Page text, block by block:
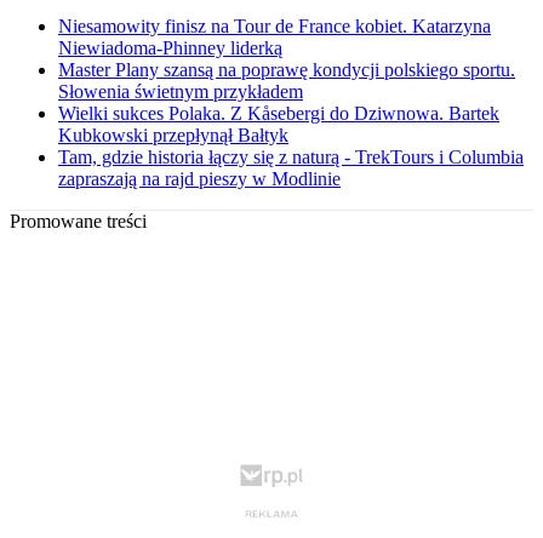
Niesamowity finisz na Tour de France kobiet. Katarzyna
Niewiadoma-Phinney liderką
Master Plany szansą na poprawę kondycji polskiego sportu.
Słowenia świetnym przykładem
Wielki sukces Polaka. Z Kåsebergi do Dziwnowa. Bartek
Kubkowski przepłynął Bałtyk
Tam, gdzie historia łączy się z naturą - TrekTours i Columbia
zapraszają na rajd pieszy w Modlinie
Promowane treści